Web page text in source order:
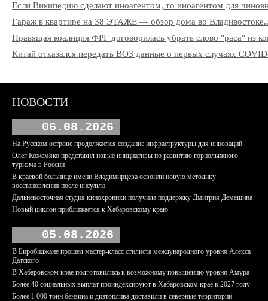
Если Википедию сделают иноагентом, то иноагентом для
Гараж в квартире на 38 ЭТАЖЕ — обзор дома во
Правящая коалиция ФРГ договорилась убрать слово "раса" из
Китай отказался передать ВОЗ данные о первых случаях
НОВОСТИ
06.08.2026
На Русском острове продолжается создание инфраструктуры для инноваций
Олег Кожемяко представил новые инициативы по развитию горнолыжного
туризма в России
В краевой больнице имени Владимирцева освоили новую методику
восстановления после инсульта
Дальневосточная студия кинохроники получила поддержку Дмитрия Демешина
Новый циклон приближается к Хабаровскому краю
05.08.2026
В Биробиджане прошел мастер-класс стилиста международного уровня Алекса
Датского
В Хабаровском крае подготовились к возможному повышению уровня Амура
Более 40 социальных выплат проиндексируют в Хабаровском крае в 2027 году
Более 1 000 тонн бензина и дизтоплива доставили в северные территории